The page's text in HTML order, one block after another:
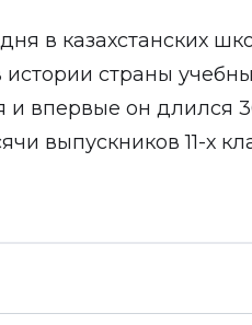
в казахстанских
истории страны
и впервые он длился
выпускников 11-х